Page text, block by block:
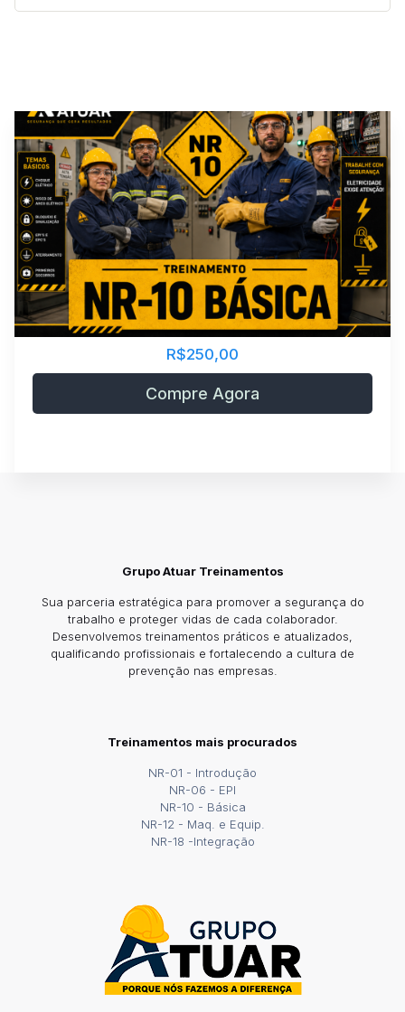
R$250,00
Compre Agora
Grupo Atuar Treinamentos
Sua parceria estratégica para promover a segurança do
trabalho e proteger vidas de cada colaborador.
Desenvolvemos treinamentos práticos e atualizados,
qualificando profissionais e fortalecendo a cultura de
prevenção nas empresas.
Treinamentos mais procurados
NR-01 - Introdução
NR-06 - EPI
NR-10 - Básica
NR-12 - Maq. e Equip.
NR-18 -Integração